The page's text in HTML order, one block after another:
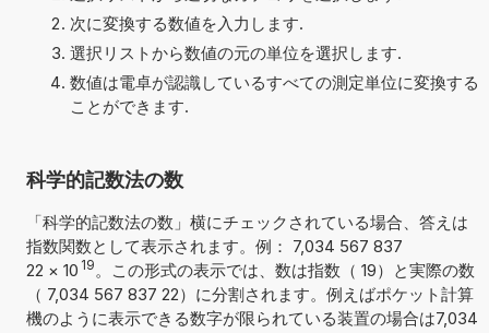
次に変換する数値を入力します.
選択リストから数値の元の単位を選択します.
数値は電卓が認識しているすべての測定単位に変換する
ことができます.
科学的記数法の数
「科学的記数法の数」横にチェックされている場合、答えは
指数関数として表示されます。例： 7,034 567 837
22 × 10 19。この形式の表示では、数は指数（ 19）と実際の数
（ 7,034 567 837 22）に分割されます。例えばポケット計算
機のように表示できる数字が限られている装置の場合は7,034